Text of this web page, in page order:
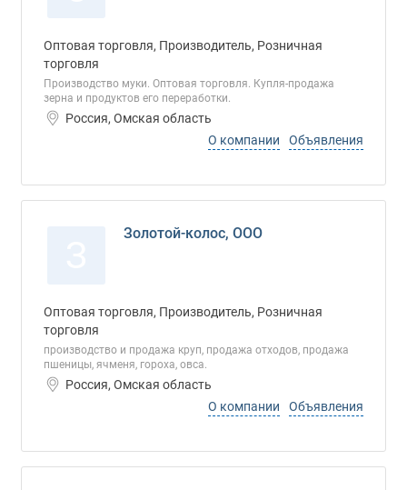
Оптовая торговля, Производитель, Розничная
торговля
Производство муки. Оптовая торговля. Купля-продажа
зерна и продуктов его переработки.
Россия, Омская область
О компании
Объявления
Золотой-колос, ООО
Оптовая торговля, Производитель, Розничная
торговля
производство и продажа круп, продажа отходов, продажа
пшеницы, ячменя, гороха, овса.
Россия, Омская область
О компании
Объявления